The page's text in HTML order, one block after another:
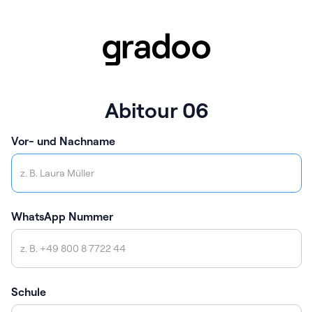
Abitour 06
Vor- und Nachname
WhatsApp Nummer
Schule